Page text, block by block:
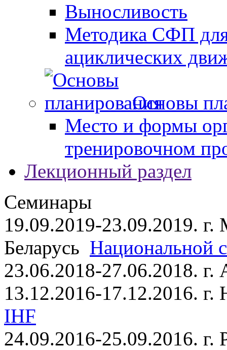
Выносливость
Методика СФП для
ациклических
Основы
Место и формы
тренировочном
Лекционный раздел
Семинары
19.09.2019-23.09.2019. г.
Беларусь Национальной
23.06.2018-27.06.2018.
13.12.2016-17.12.2016.
IHF
24.09.2016-25.09.2016. г.